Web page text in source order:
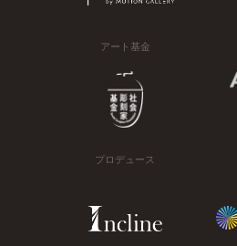
アート基金
プロデュース